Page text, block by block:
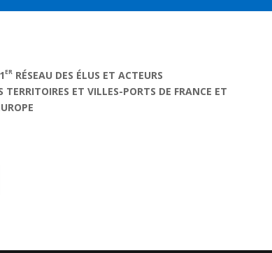
ER RÉSEAU DES ÉLUS ET ACTEURS
TERRITOIRES ET VILLES-PORTS DE FRANCE ET